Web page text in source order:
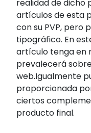
realidad de dicho
artículos de esta
con su PVP, pero
tipográfico. En
artículo tenga en
prevalecerá
web.Igualmente
proporcionada
ciertos
producto final.